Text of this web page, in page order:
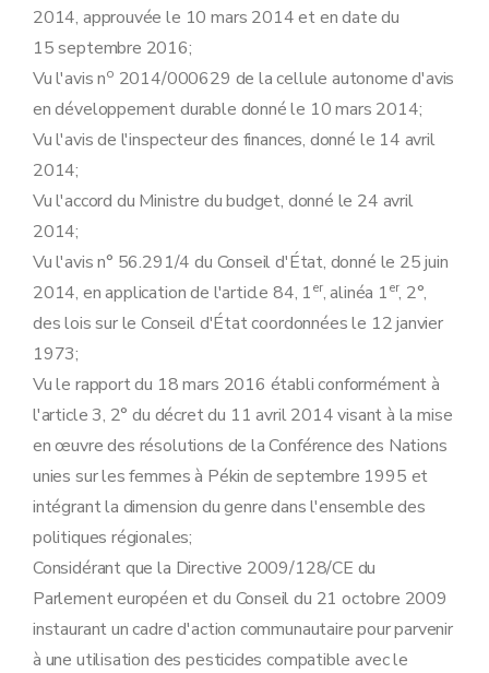
2014, approuvée le 10 mars 2014 et en date du
15 septembre 2016;
Vu l'avis no 2014/000629 de la cellule autonome d'avis
en développement durable donné le 10 mars 2014;
Vu l'avis de l'inspecteur des finances, donné le 14 avril
2014;
Vu l'accord du Ministre du budget, donné le 24 avril
2014;
Vu l'avis n° 56.291/4 du Conseil d'État, donné le 25 juin
2014, en application de l'article 84, 1er, alinéa 1er, 2°,
des lois sur le Conseil d'État coordonnées le 12 janvier
1973;
Vu le rapport du 18 mars 2016 établi conformément à
l'article 3, 2° du décret du 11 avril 2014 visant à la mise
en œuvre des résolutions de la Conférence des Nations
unies sur les femmes à Pékin de septembre 1995 et
intégrant la dimension du genre dans l'ensemble des
politiques régionales;
Considérant que la Directive 2009/128/CE du
Parlement européen et du Conseil du 21 octobre 2009
instaurant un cadre d'action communautaire pour parvenir
à une utilisation des pesticides compatible avec le